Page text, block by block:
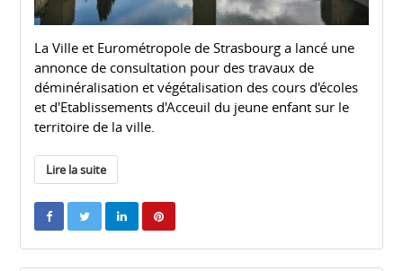
La Ville et Eurométropole de Strasbourg a lancé une
annonce de consultation pour des travaux de
déminéralisation et végétalisation des cours d'écoles
et d'Etablissements d'Acceuil du jeune enfant sur le
territoire de la ville.
Lire la suite